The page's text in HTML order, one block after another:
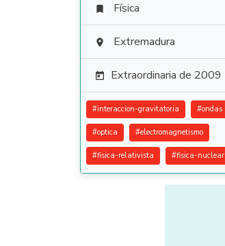
 Física
 Extremadura
 Extraordinaria de 2009
#interaccion-gravitatoria #ondas
#optica #electromagnetismo
#fisica-relativista #fisica-nuclear